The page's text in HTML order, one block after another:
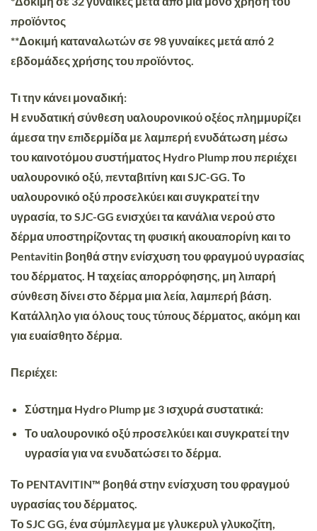
προϊόντος
**Δοκιμή καταναλωτών σε 98 γυναίκες μετά από 2
εβδομάδες χρήσης του προϊόντος.
Τι την κάνει μοναδική:
Η ενυδατική σύνθεση υαλουρονικού οξέος πλημμυρίζει
άμεσα την επιδερμίδα με λαμπερή ενυδάτωση μέσω
του καινοτόμου συστήματος Hydro Plump που περιέχει
υαλουρονικό οξύ, πενταβιτίνη και SJC-GG. Το
υαλουρονικό οξύ προσελκύει και συγκρατεί την
υγρασία, το SJC-GG ενισχύει τα κανάλια νερού στο
δέρμα υποστηρίζοντας τη φυσική ακουαπορίνη και το
Pentavitin βοηθά στην ενίσχυση του φραγμού υγρασίας
του δέρματος. Η ταχείας απορρόφησης, μη λιπαρή
σύνθεση δίνει στο δέρμα μια λεία, λαμπερή βάση.
Κατάλληλο για όλους τους τύπους δέρματος, ακόμη και
για ευαίσθητο δέρμα.
Περιέχει:
Σύστημα Hydro Plump με 3 ισχυρά συστατικά:
Το υαλουρονικό οξύ προσελκύει και συγκρατεί την
υγρασία για να ενυδατώσει το δέρμα.
Το PENTAVITIN™ βοηθά στην ενίσχυση του φραγμού
υγρασίας του δέρματος.
Το SJC GG, ένα σύμπλεγμα με γλυκερυλ γλυκοζίτη,